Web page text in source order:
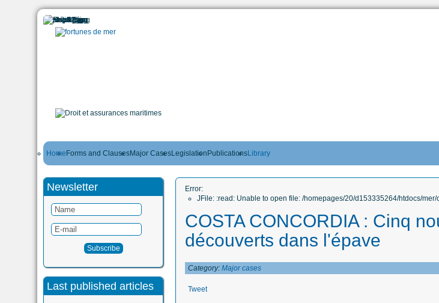
Home Forms and ClausesMajor CasesLegislation PublicationsLibrary
Newsletter
Last published articles
Error:
JFile: :read: Unable to open file: /homepages/20/d153335264/htdocs/
COSTA CONCORDIA : Cinq
découverts dans l'épave
Category: Major cases
Tweet